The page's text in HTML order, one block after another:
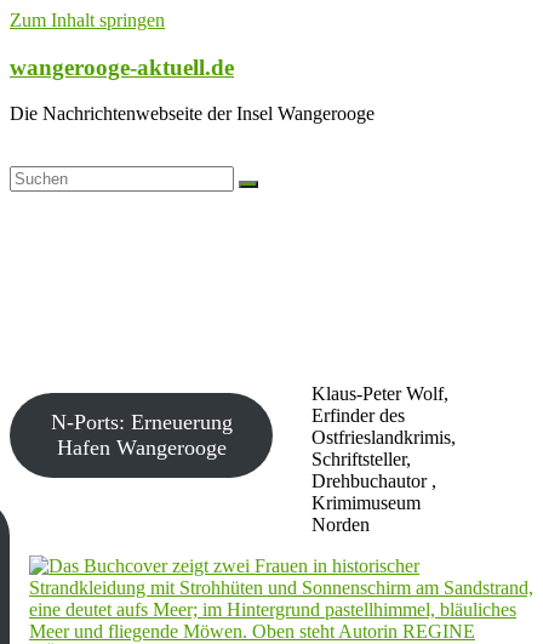
Zum Inhalt springen
wangerooge-aktuell.de
Die Nachrichtenwebseite der Insel Wangerooge
Klaus-Peter Wolf,
Erfinder des
Ostfrieslandkrimis,
Schriftsteller,
Drehbuchautor ,
Krimimuseum
Norden
N-Ports: Erneuerung
Hafen Wangerooge